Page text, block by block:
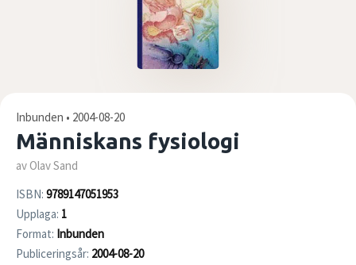
Inbunden • 2004-08-20
Människans fysiologi
av Olav Sand
ISBN: 9789147051953
Upplaga: 1
Format: Inbunden
Publiceringsår: 2004-08-20